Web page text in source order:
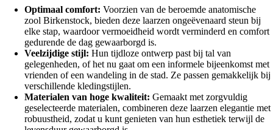
Optimaal comfort: Voorzien van de beroemde anatomische
zool Birkenstock, bieden deze laarzen ongeëvenaard steun bij
elke stap, waardoor vermoeidheid wordt verminderd en comfort
gedurende de dag gewaarborgd is.
Veelzijdige stijl: Hun tijdloze ontwerp past bij tal van
gelegenheden, of het nu gaat om een informele bijeenkomst met
vrienden of een wandeling in de stad. Ze passen gemakkelijk bij
verschillende kledingstijlen.
Materialen van hoge kwaliteit: Gemaakt met zorgvuldig
geselecteerde materialen, combineren deze laarzen elegantie met
robuustheid, zodat u kunt genieten van hun esthetiek terwijl de